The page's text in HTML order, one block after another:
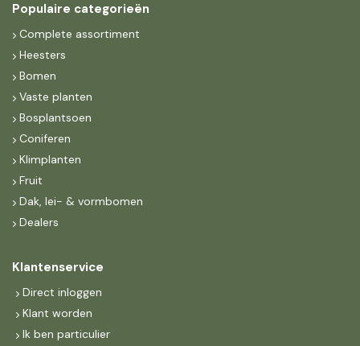
Populaire categorieën
Complete assortiment
Heesters
Bomen
Vaste planten
Bosplantsoen
Coniferen
Klimplanten
Fruit
Dak, lei- & vormbomen
Dealers
Klantenservice
Direct inloggen
Klant worden
Ik ben particulier